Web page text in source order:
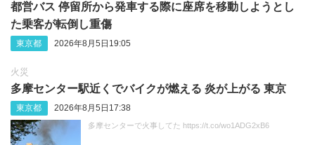
都営バス 停留所から発車する際に座席を移動しようとし
た乗客が転倒し重傷
東京都 2026年8月5日19:05
火災
多摩センター駅近くでバイクが燃える 炎が上がる 東京
東京都 2026年8月5日17:38
多摩センターで火事してた https://t.co/wo1ADG2xB6